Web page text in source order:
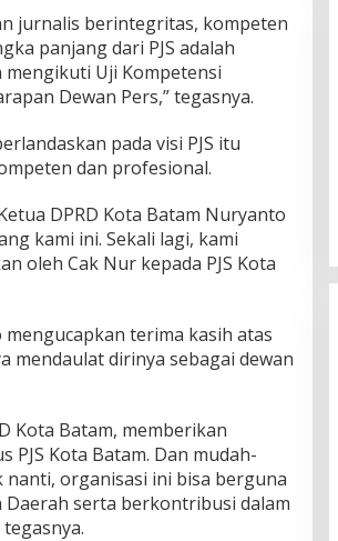
jurnalis berintegritas, kompeten
panjang dari PJS adalah
mengikuti Uji Kompetensi
Dewan Pers,” tegasnya.
pada visi PJS itu
dan profesional.
DPRD Kota Batam Nuryanto
kami ini. Sekali lagi, kami
oleh Cak Nur kepada PJS Kota
terima kasih atas
mendaulat dirinya sebagai dewan
Kota Batam, memberikan
Kota Batam. Dan mudah-
nanti, organisasi ini bisa berguna
serta berkontribusi dalam
Ini Dia Hubungan Partai Garuda
dengan Gerindra